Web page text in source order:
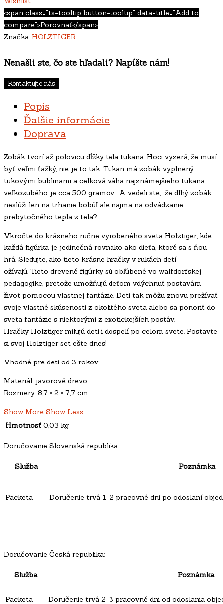
<span class="ts-tooltip button-tooltip" data-title="Add to
compare">Porovnať</span>
Značka: HOLZTIGER
Nenašli ste, čo ste hľadali? Napíšte nám!
Kontaktujte nás
Popis
Ďalšie informácie
Doprava
Zobák tvorí až polovicu dĺžky tela tukana. Hoci vyzerá, že musí
byť veľmi ťažký, nie je to tak. Tukan má zobák vyplnený
tukovými bublinami a celková váha najznámejšieho tukana
veľkozubého je cca 500 gramov. A vedeli ste, že dlhý zobák
neslúži len na trhanie bobúľ ale najmä na odvádzanie
prebytočného tepla z tela?
Vkročte do krásneho ručne vyrobeného sveta Holztiger, kde
každá figúrka je jedinečná rovnako ako dieťa, ktoré sa s ňou
hrá. Sledujte, ako tieto krásne hračky v rukách detí
ožívajú. Tieto drevené figúrky sú obľúbené vo walfdorfskej
pedagogike, pretože umožňujú deťom vdýchnuť postavám
život pomocou vlastnej fantázie. Deti tak môžu znovu prežívať
svoje vlastné skúsenosti z okolitého sveta alebo sa ponoriť do
sveta fantázie s niektorými z exotickejších postáv.
Hračky Holztiger milujú deti i dospelí po celom svete. Postavte
si svoj Holztiger set ešte dnes!
Vhodné pre deti od 3 rokov.
Materiál: javorové drevo
Rozmery: 8,7 × 2 × 7,7 cm
Show More Show Less
Hmotnosť 0,03 kg
Doručovanie Slovenská republika:
Služba Poznámka
Packeta Doručenie trvá 1-2 pracovné dni po odoslaní
Doručovanie Česká republika:
Služba Poznámka
Packeta Doručenie trvá 2-3 pracovné dni od odoslania